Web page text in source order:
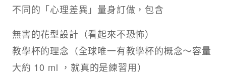
不同的「心理差異」量身訂做，包含
無害的花型設計（看起來不恐怖）
教學杯的理念（全球唯一有教學杯的概念～容量
大約 10 ml ，就真的是練習用）